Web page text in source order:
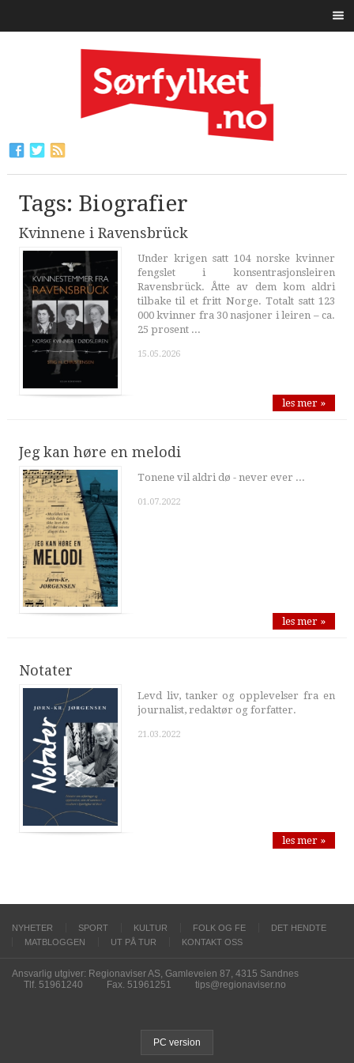
Tags: Biografier
Kvinnene i Ravensbrück
Under krigen satt 104 norske kvinner
fengslet i konsentrasjonsleiren
Ravensbrück. Åtte av dem kom aldri
tilbake til et fritt Norge. Totalt satt 123
000 kvinner fra 30 nasjoner i leiren – ca.
25 prosent ...
15.05.2026
les mer »
Jeg kan høre en melodi
Tonene vil aldri dø - never ever ...
01.07.2022
les mer »
Notater
Levd liv, tanker og opplevelser fra en
journalist, redaktør og forfatter.
21.03.2022
les mer »
NYHETER SPORT KULTUR FOLK OG FE
DET HENDTE
MATBLOGGEN
UT PÅ TUR KONTAKT OSS
Ansvarlig utgiver: Regionaviser AS, Gamleveien 87, 4315 Sandnes
Tlf. 51961240
Fax. 51961251 tips@regionaviser.no
PC version